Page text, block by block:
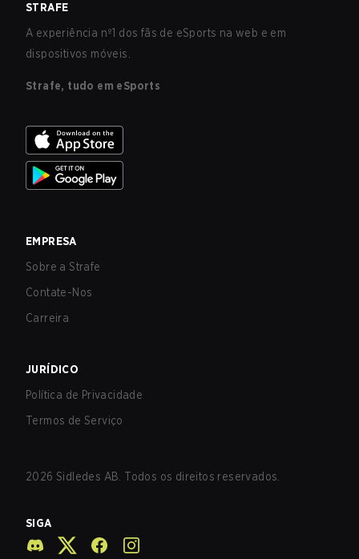
STRAFE
A experiência nº1 dos fãs de eSports na web e em
dispositivos móveis.
Strafe, tudo em eSports
EMPRESA
Sobre a Strafe
Contate-Nos
Carreira
JURÍDICO
Política de Privacidade
Termos de Serviço
2026 Sidledes AB. Todos os direitos reservados.
SIGA